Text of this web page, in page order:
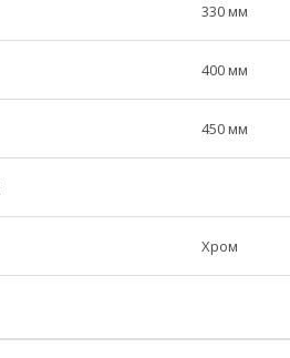
330 мм
400 мм
450 мм
Хром